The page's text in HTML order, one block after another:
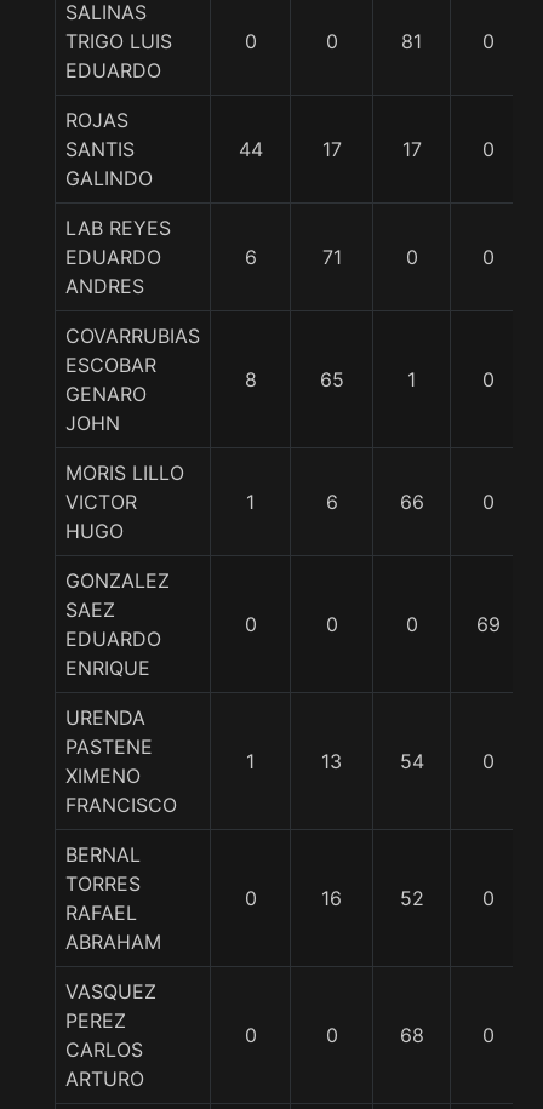
SALINAS
TRIGO LUIS
EDUARDO
0 0 81 0
ROJAS
SANTIS
GALINDO
44 17 17 0
LAB REYES
EDUARDO
ANDRES
6 71 0 0
COVARRUBIAS
ESCOBAR
GENARO
JOHN
8 65 1 0
MORIS LILLO
VICTOR
HUGO
1 6 66 0
GONZALEZ
SAEZ
EDUARDO
ENRIQUE
0 0 0 69
URENDA
PASTENE
XIMENO
FRANCISCO
1 13 54 0
BERNAL
TORRES
RAFAEL
ABRAHAM
0 16 52 0
VASQUEZ
PEREZ
CARLOS
ARTURO
0 0 68 0